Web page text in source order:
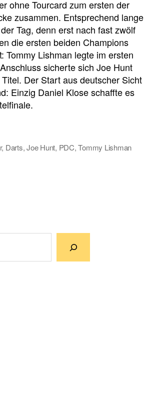
ohne Tourcard zum ersten der
zusammen. Entsprechend lange
Tag, denn erst nach fast zwölf
die ersten beiden Champions
Tommy Lishman legte im ersten
sicherte sich Joe Hunt
Der Start aus deutscher Sicht
Einzig Daniel Klose schaffte es
, Darts,Joe Hunt, PDC,Tommy Lishman